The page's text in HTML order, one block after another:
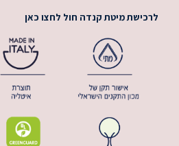
לרכישתמיטת קנדה חול לחצו כאן